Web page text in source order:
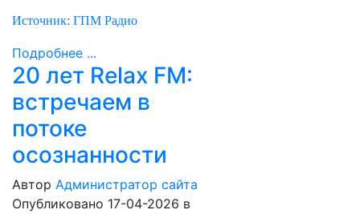
Источник: ГПМ Радио
Подробнее ...
20 лет Relax FM:
встречаем в
потоке
осознанности
Автор Администратор сайта
Опубликовано 17-04-2026 в